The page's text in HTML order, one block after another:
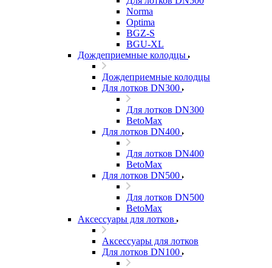
Norma
Optima
BGZ-S
BGU-XL
Дождеприемные колодцы
Дождеприемные колодцы
Для лотков DN300
Для лотков DN300
BetoMax
Для лотков DN400
Для лотков DN400
BetoMax
Для лотков DN500
Для лотков DN500
BetoMax
Аксессуары для лотков
Аксессуары для лотков
Для лотков DN100